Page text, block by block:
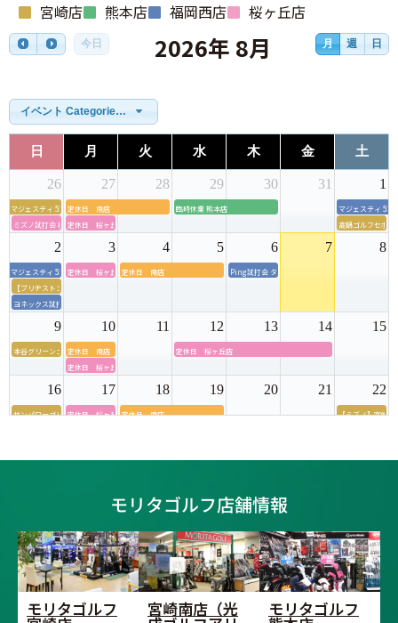
宮崎店
熊本店 福岡西店 桜ヶ丘店
今日 月 週 日
2026年 8月
イベント Categories一覧
日 月 火 水 木 金 土
26 27 28 29 30 31 1
マジェスティ 55周年モデル店内試打会＆グリップ交換会
定休日 南店 臨時休業 熊本店
マジェスティ 55
ミズノ試打会 桜ヶ丘ゴルフセンター
定休日 桜ヶ丘店 高鍋ゴルフセポー
2 3 4 5 6 7 8
マジェスティ 55周年モデル店内試打会＆グリップ交換会
定休日 桜ヶ丘店定休日 南店
Ping試打会 タイセイゴルフセンター
【ブリヂストン】宮崎店内試打会
ヨネックス試打会 タイセイゴルフセンター
9 10 11 12 13 14 15
本谷グリーンゴルフ・モリタゴルフ試打会＆アパレル販売会
定休日 南店
定休日 桜ヶ丘店
定休日 桜ヶ丘店
16 17 18 19 20 21 22
サンパワーゴルフ・モリタゴルフ試打会
定休日 桜ヶ丘店定休日 南店
【ミズノ】宮崎店
1 2 3
【ダンロップ】宮崎店内フィッティング試打会
定休日 桜ヶ丘店
モリタゴルフ店舗情報
モリタゴルフ 宮崎南店（光 モリタゴルフ